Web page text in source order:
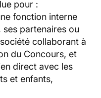
pour :
fonction interne
ses partenaires ou
collaborant à
du Concours, et
direct avec les
et enfants,